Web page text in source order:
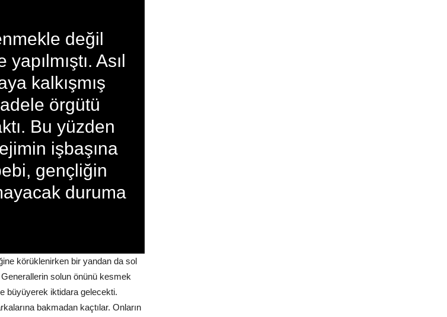
değil
Asıl
kalkışmış
örgütü
Bu yüzden
işbaşına
gençliğin
duruma
körüklenirken bir yandan da sol
solun önünü kesmek
büyüyerek iktidara gelecekti.
bakmadan kaçtılar. Onların